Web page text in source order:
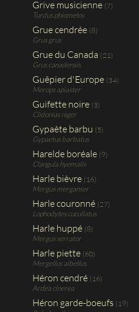
Grive musicienne (7)
Turdus phiomelos
Grue cendrée (8)
Grus grus
Grue du Canada (21)
Grus canadensis
Guêpier d'Europe (34)
Merops apiaster
Guifette noire (3)
Clidonias niger
Gypaète barbu (5)
Gypaetus barbatus
Harelde boréale (9)
Clangula hyemalis
Harle bièvre (16)
Mergus merganser
Harle couronné (27)
Lophodytes cucullatus
Harle huppé (8)
Mergus serrator
Harle piette (60)
Mergellus albellus
Héron cendré (16)
Ardea cinerea
Héron garde-boeufs (19)